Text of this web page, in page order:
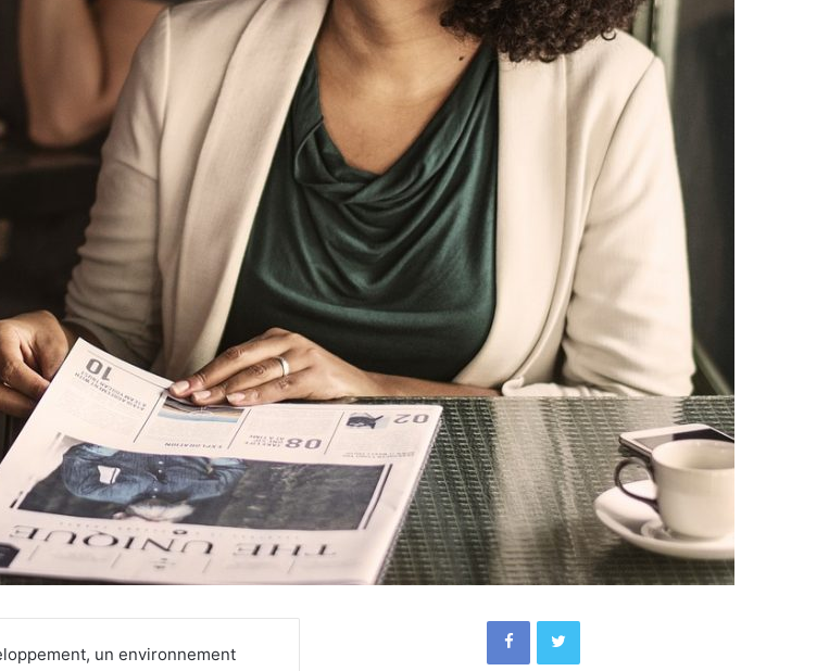
un environnement